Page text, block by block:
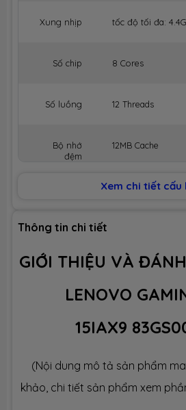
Xung nhịp tốc độ tối đa:
Số chip 8 Cores
Số luồng 12 Threads
Bộ nhớ
đệm
12MB Cache
BỘ NHỚ MÁY (RAM)
Dung lượng
Công nghệ DDR5 4800MHz
Dung lượng SSD 512GB M.2
Xem chi tiết cấu
Thông tin chi tiết
GIỚI THIỆU VÀ
LENOVO
15IAX9
(Nội dung mô tả sản phẩm
khảo, chi tiết sản phẩm xem